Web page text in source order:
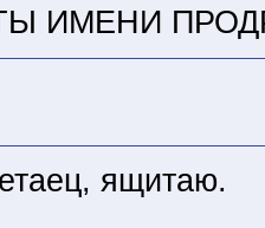
ИМЕНИ
ящитаю.